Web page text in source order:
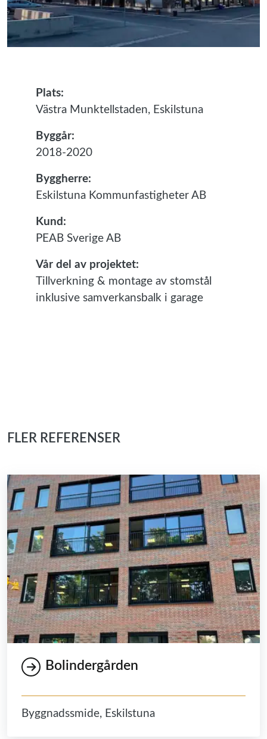
Plats:
Västra Munktellstaden, Eskilstuna
Byggår:
2018-2020
Byggherre:
Eskilstuna Kommunfastigheter AB
Kund:
PEAB Sverige AB
Vår del av projektet:
Tillverkning & montage av stomstål
inklusive samverkansbalk i garage
FLER REFERENSER
Bolindergården
Byggnadssmide, Eskilstuna